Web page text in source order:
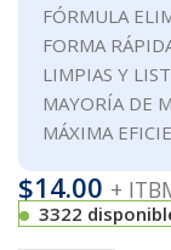
FÓRMULA
FORMA
LIMPIAS Y
MAYORÍA DE
MÁXIMA
$14.00 +
3322